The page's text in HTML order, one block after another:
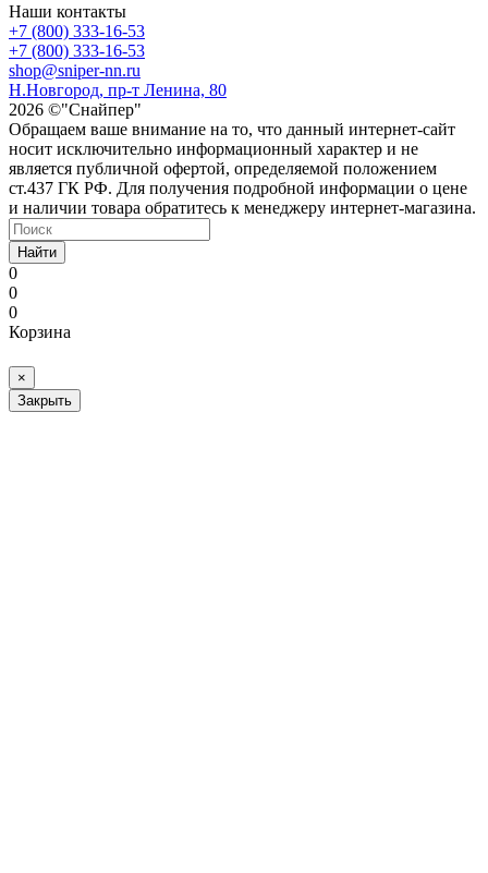
Наши контакты
+7 (800) 333-16-53
+7 (800) 333-16-53
shop@sniper-nn.ru
Н.Новгород, пр-т Ленина, 80
2026 ©"Снайпер"
Обращаем ваше внимание на то, что данный интернет-сайт
носит исключительно информационный характер и не
является публичной офертой, определяемой положением
ст.437 ГК РФ. Для получения подробной информации о цене
и наличии товара обратитесь к менеджеру интернет-магазина.
Найти
0
0
0
Корзина
×
Закрыть